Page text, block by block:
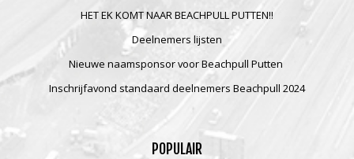
HET EK KOMT NAAR BEACHPULL PUTTEN!!
Deelnemers lijsten
Nieuwe naamsponsor voor Beachpull Putten
Inschrijfavond standaard deelnemers Beachpull 2024
POPULAIR